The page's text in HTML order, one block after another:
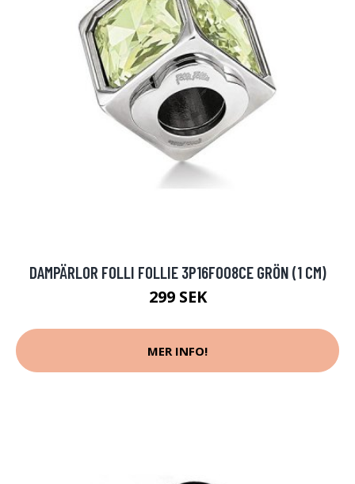
DAMPÄRLOR FOLLI FOLLIE 3P16F008CE GRÖN (1 CM)
299 SEK
MER INFO!